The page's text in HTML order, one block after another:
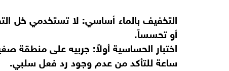
التخفيف بالماء أساسي: لا تستخدمي خل
أو تحسساً.
ساعة للتأكد من عدم وجود رد فعل سلبي.